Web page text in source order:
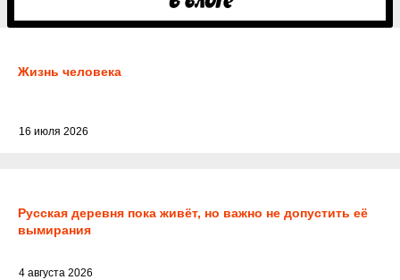
Жизнь человека
16 июля 2026
Русская деревня пока живёт, но важно не допустить её
вымирания
4 августа 2026